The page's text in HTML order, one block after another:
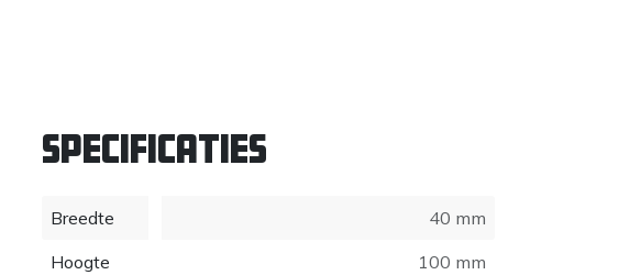
Specificaties
Breedte
40 mm
Hoogte
100 mm